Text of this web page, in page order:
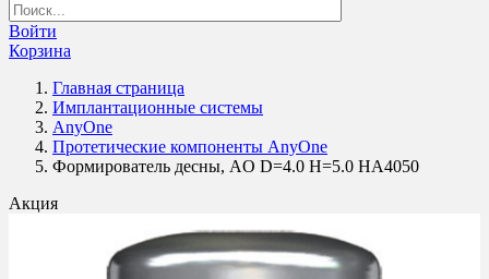
Войти
Корзина
Главная страница
Имплантационные системы
AnyOne
Протетические компоненты AnyOne
Формирователь десны, AO D=4.0 H=5.0 HA4050
Акция